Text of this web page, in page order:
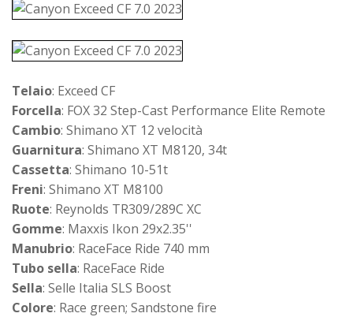
Telaio: Exceed CF
Forcella: FOX 32 Step-Cast Performance Elite Remote
Cambio: Shimano XT 12 velocità
Guarnitura: Shimano XT M8120, 34t
Cassetta: Shimano 10-51t
Freni: Shimano XT M8100
Ruote: Reynolds TR309/289C XC
Gomme: Maxxis Ikon 29x2.35''
Manubrio: RaceFace Ride 740 mm
Tubo sella: RaceFace Ride
Sella: Selle Italia SLS Boost
Colore: Race green; Sandstone fire